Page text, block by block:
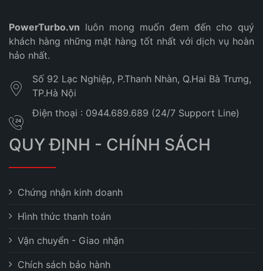
PowerTurbo.vn luôn mong muốn đem đến cho quý
khách hàng những mặt hàng tốt nhất với dịch vụ hoàn
hảo nhất.
Số 92 Lạc Nghiệp, P.Thanh Nhàn, Q.Hai Bà Trưng,
TP.Hà Nội
Điện thoại : 0944.689.689 (24/7 Support Line)
QUY ĐỊNH - CHÍNH SÁCH
Chứng nhận kinh doanh
Hình thức thanh toán
Vận chuyển - Giao nhận
Chích sách bảo hành